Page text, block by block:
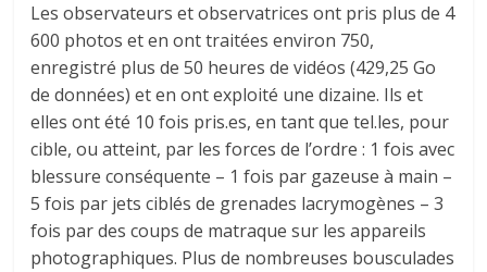
Les observateurs et observatrices ont pris plus de 4
600 photos et en ont traitées environ 750,
enregistré plus de 50 heures de vidéos (429,25 Go
de données) et en ont exploité une dizaine. Ils et
elles ont été 10 fois pris.es, en tant que tel.les, pour
cible, ou atteint, par les forces de l’ordre : 1 fois avec
blessure conséquente – 1 fois par gazeuse à main –
5 fois par jets ciblés de grenades lacrymogènes – 3
fois par des coups de matraque sur les appareils
photographiques. Plus de nombreuses bousculades